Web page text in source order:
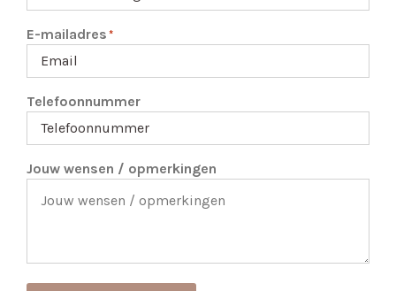
E-mailadres *
Telefoonnummer
Jouw wensen / opmerkingen